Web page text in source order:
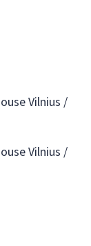
Vilnius /
Vilnius /